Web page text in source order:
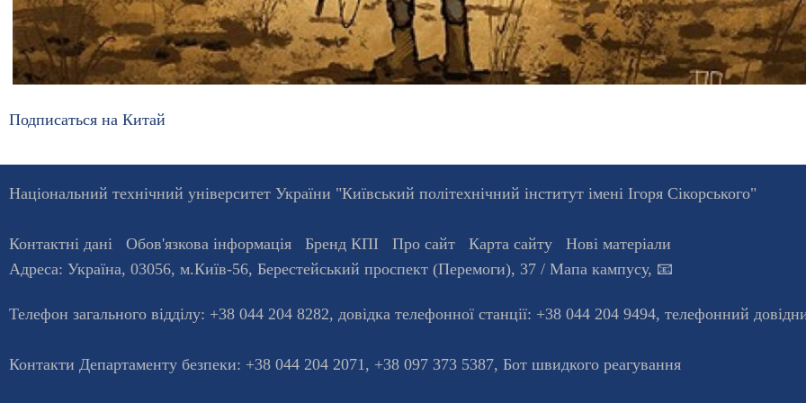
Подписаться на Китай
Національний технічний університет України "Київський політехнічний інститут імені Ігоря Сікорського"
Контактні дані Обов'язкова інформація Бренд КПІ Про сайт Карта сайту
Нові матеріали
Адреса: Україна, 03056, м.Київ-56, Берестейський проспект (Перемоги), 37 / Мапа кампусу, 📧
Телефон загального відділу: +38 044 204 8282, довiдка телефонної станцiї: +38 044 204 9494, телефонний
Контакти Департаменту безпеки: +38 044 204 2071, +38 097 373 5387, Бот швидкого реагування